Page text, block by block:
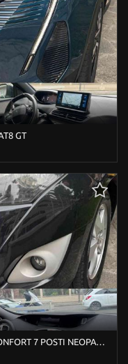
• Climatizzatore •
• Head-up
Distance Control •
• Sedile posteriore
Navigatore satellitare •
GT
metallizzato • 5 Porte •
• Airbag testa •
• Cerchi in lega •
Control • Filtro
elettronico •
sdoppiato • Servosterzo
elettrici • Telecamera
7 POSTI NEOPATENTATI